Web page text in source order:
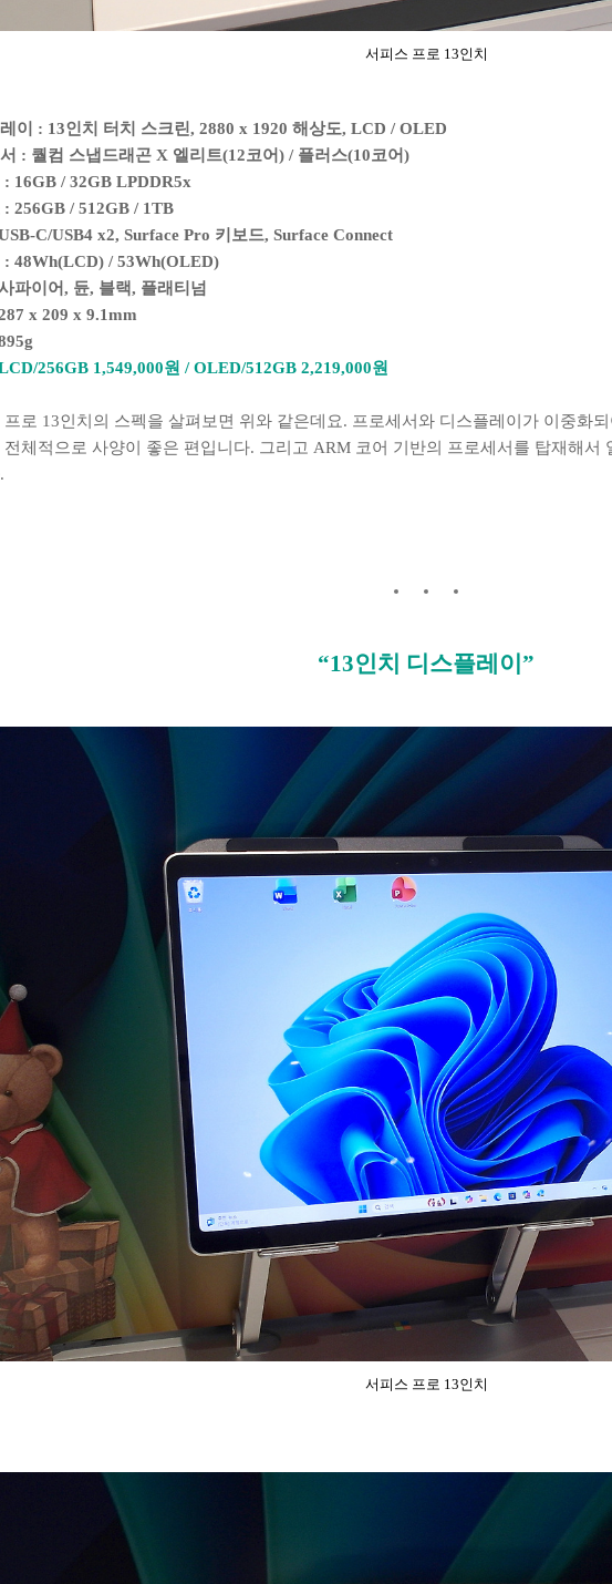
서피스 프로 13인치
이 : 13인치 터치 스크린, 2880 x 1920 해상도, LCD / OLED
: 퀄컴 스냅드래곤 X 엘리트(12코어) / 플러스(10코어)
: 16GB / 32GB LPDDR5x
: 256GB / 512GB / 1TB
C/USB4 x2, Surface Pro 키보드, Surface Connect
: 48Wh(LCD) / 53Wh(OLED)
파이어, 듄, 블랙, 플래티넘
x 209 x 9.1mm
256GB 1,549,000원 / OLED/512GB 2,219,000원
프로 13인치의 스펙을 살펴보면 위와 같은데요. 프로세서와 디스플레이가 이중화
전체적으로 사양이 좋은 편입니다. 그리고 ARM 코어 기반의 프로세서를 탑재해서
“13인치 디스플레이”
서피스 프로 13인치